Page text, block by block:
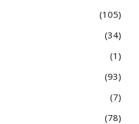
105
34
1
93
7
78